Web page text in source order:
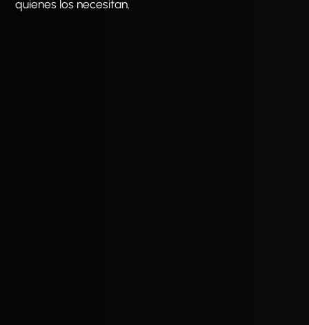
quienes los necesitan.